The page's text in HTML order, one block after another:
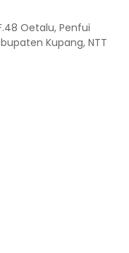
Oetalu, Penfui
Kupang, NTT